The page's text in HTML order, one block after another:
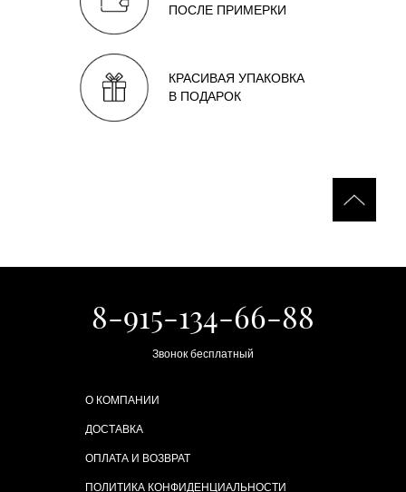
ПОСЛЕ ПРИМЕРКИ
КРАСИВАЯ УПАКОВКА
В ПОДАРОК
8-915-134-66-88
Звонок бесплатный
О КОМПАНИИ
ДОСТАВКА
ОПЛАТА И ВОЗВРАТ
ПОЛИТИКА КОНФИДЕНЦИАЛЬНОСТИ